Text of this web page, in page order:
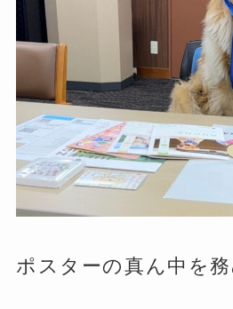
ポスターの真ん中を務